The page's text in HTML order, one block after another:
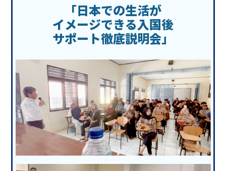
「日本での生活が
イメージできる入国後
サポート徹底説明会」